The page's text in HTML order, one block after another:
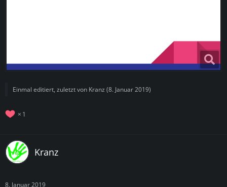
Einmal editiert, zuletzt von Kranz (8. Januar 2019)
1
Kranz
8. Januar 2019